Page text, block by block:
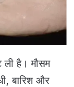
ली है। मौसम
बारिश और